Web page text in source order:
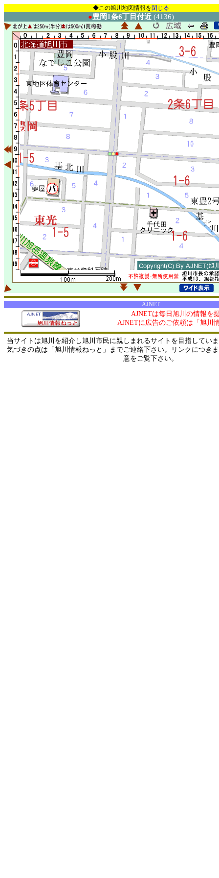
◆この旭川地図情報を閉じる
●豊岡1条6丁目付近 (4136)
AJNET
AJNETは毎日旭川の情報を
AJNETに広告のご依頼は「旭川
当サイトは旭川を紹介し旭川市民に親しまれるサイトを目指してい
気づきの点は「旭川情報ねっと」までご連絡下さい。リンクにつき
意をご覧下さい。